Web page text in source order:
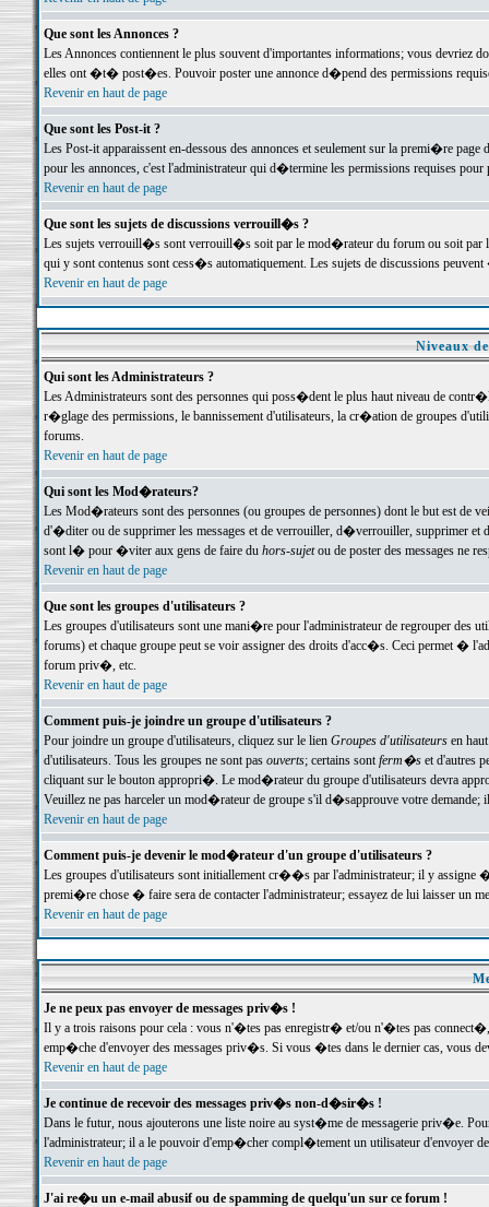
Que sont les Annonces ?
Les Annonces contiennent le plus souvent d'importantes informations; vous devriez
elles ont �t� post�es. Pouvoir poster une annonce d�pend des permissions
Revenir en haut de page
Que sont les Post-it ?
Les Post-it apparaissent en-dessous des annonces et seulement sur la premi�re
pour les annonces, c'est l'administrateur qui d�termine les permissions requises pour
Revenir en haut de page
Que sont les sujets de discussions verrouill�s ?
Les sujets verrouill�s sont verrouill�s soit par le mod�rateur du forum ou soit par
qui y sont contenus sont cess�s automatiquement. Les sujets de discussions
Revenir en haut de page
Niveaux
Qui sont les Administrateurs ?
Les Administrateurs sont des personnes qui poss�dent le plus haut niveau de
r�glage des permissions, le bannissement d'utilisateurs, la cr�ation de groupes
forums.
Revenir en haut de page
Qui sont les Mod�rateurs?
Les Mod�rateurs sont des personnes (ou groupes de personnes) dont le but est de
d'�diter ou de supprimer les messages et de verrouiller, d�verrouiller, supprimer
sont l� pour �viter aux gens de faire du hors-sujetou de poster des messages ne
Revenir en haut de page
Que sont les groupes d'utilisateurs ?
Les groupes d'utilisateurs sont une mani�re pour l'administrateur de regrouper des
forums) et chaque groupe peut se voir assigner des droits d'acc�s. Ceci permet
forum priv�, etc.
Revenir en haut de page
Comment puis-je joindre un groupe d'utilisateurs ?
Pour joindre un groupe d'utilisateurs, cliquez sur le lien Groupes d'utilisateursen haut
d'utilisateurs. Tous les groupes ne sont pas ouverts; certains sontferm�set d'autres
cliquant sur le bouton appropri�. Le mod�rateur du groupe d'utilisateurs devra
Veuillez ne pas harceler un mod�rateur de groupe s'il d�sapprouve votre demande;
Revenir en haut de page
Comment puis-je devenir le mod�rateur d'un groupe d'utilisateurs ?
Les groupes d'utilisateurs sont initiallement cr��s par l'administrateur; il y
premi�re chose � faire sera de contacter l'administrateur; essayez de lui laisser un
Revenir en haut de page
Je ne peux pas envoyer de messages priv�s !
Il y a trois raisons pour cela : vous n'�tes pas enregistr� et/ou n'�tes pas
emp�che d'envoyer des messages priv�s. Si vous �tes dans le dernier cas, vous
Revenir en haut de page
Je continue de recevoir des messages priv�s non-d�sir�s !
Dans le futur, nous ajouterons une liste noire au syst�me de messagerie priv�e.
l'administrateur; il a le pouvoir d'emp�cher compl�tement un utilisateur d'envoyer
Revenir en haut de page
J'ai re�u un e-mail abusif ou de spamming de quelqu'un sur ce forum !